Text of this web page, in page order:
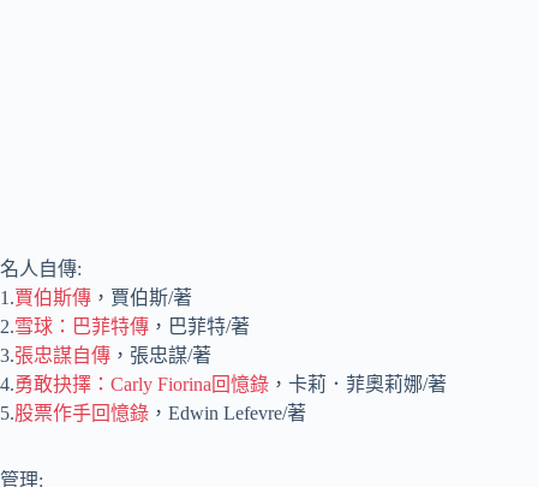
名人自傳:
1.賈伯斯傳 ，賈伯斯/著
2.雪球：巴菲特傳 ，巴菲特/著
3.張忠謀自傳 ，張忠謀/著
4.勇敢抉擇：Carly Fiorina回憶錄 ，卡莉．菲奧莉娜/著
5.股票作手回憶錄 ，Edwin Lefevre/著
管理: